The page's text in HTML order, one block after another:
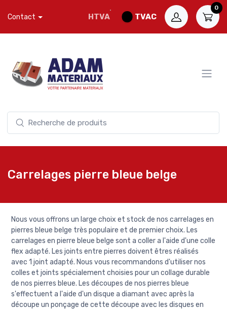
Contact HTVA TVAC
0
Carrelages pierre bleue belge
Nous vous offrons un large choix et stock de nos carrelages en
pierres bleue belge très populaire et de premier choix. Les
carrelages en pierre bleue belge sont a coller a l'aide d'une colle
flex adapté. Les joints entre pierres doivent êtres réalisés
avec 1 joint adapté. Nous vous recommandons d'utiliser nos
colles et joints spécialement choisies pour un collage durable
de nos pierres bleue. Les découpes de nos pierres bleue
s'effectuent a l'aide d'un disque a diamant avec après la
découpe un ponçage de cette découpe avec les disques en